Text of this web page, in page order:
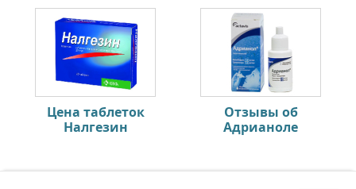
Цена таблеток
Налгезин
Отзывы об
Адрианоле